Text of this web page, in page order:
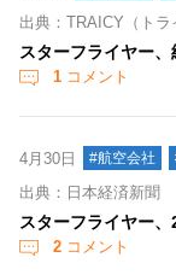
出典：TRAICY（トラ
スターフライヤー
1 コメント
4月30日 #航空会社
出典：日本経済新聞
スターフライヤー
2 コメント